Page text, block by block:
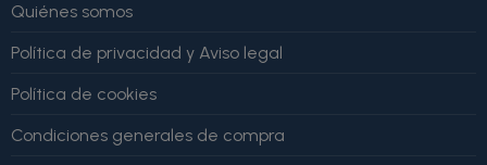
Quiénes somos
Política de privacidad y Aviso legal
Política de cookies
Condiciones generales de compra